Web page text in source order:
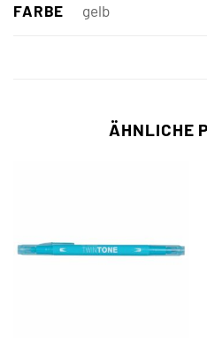
FARBE gelb
ÄHNLICHE